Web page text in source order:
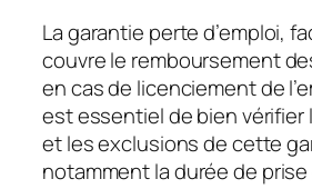
La garantie perte d’emploi,
couvre le remboursement
en cas de licenciement de
est essentiel de bien
et les exclusions de cette
notamment la durée de